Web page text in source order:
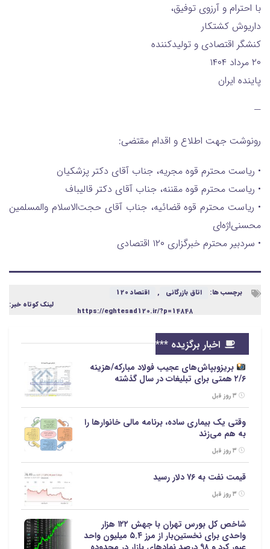
با احترام و آرزوی توفیق،
داریوش کشتکار
کنشگر اقتصادی و تولیدکننده
۲۰ مرداد ۱۴۰۴
پاینده ایران
—
رونوشت جهت اطلاع و اقدام مقتضی:
• ریاست محترم قوه مجریه، جناب آقای دکتر پزشکیان
• ریاست محترم قوه مقننه، جناب آقای دکتر قالیباف
• ریاست محترم قوه قضائیه، جناب آقای حجت‌الاسلام والمسلمین
محسنی‌اژه‌ای
• سردبیر محترم خبرگزاری ۱۲۰ اقتصادی
برچسب ها: اتاق بازرگانی ,
اقتصاد 120
لینک کوتاه خبر:
https://eghtesad120.ir/?p=14848
اخبار برگزیده ***
بریزوبپاش‌های عجیب فولاد مبارکه/هزینه
۲/۶ همتی برای تبلیغات در سال گذشته
وقتی یک بیماری ساده، برنامه مالی خانوارها را
به هم می‌زند
قیمت نفت به ۷۶ دلار رسید
شاخص کل بورس تهران با جهش ۱۲۲ هزار
واحدی برای نخستین‌بار از مرز ۵.۴ میلیون واحد